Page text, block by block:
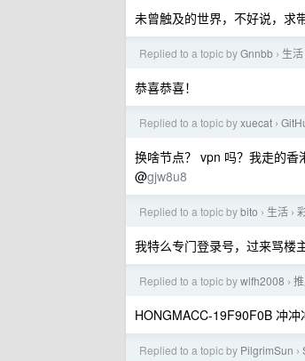
未曾触及的世界，不好说，求
Replied to a topic byGnnbb › 生活
恭喜恭喜！
Replied to a topic byxuecat ›
换啥节点？ vpn 吗？我走的香
@gjw8u8
Replied to a topic bybito › 生活 ›
我特么专门登录号，过来骂楼
Replied to a topic bywlfh2008 ›
HONGMACC-19F90F0B 冲冲
Replied to a topic by PilgrimSun ›